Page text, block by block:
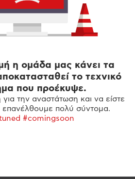
η ομάδα μας κάνει τα
το τεχνικό
που προέκυψε.
την αναστάτωση και να είστε
επανέλθουμε πολύ σύντομα.
#comingsoon